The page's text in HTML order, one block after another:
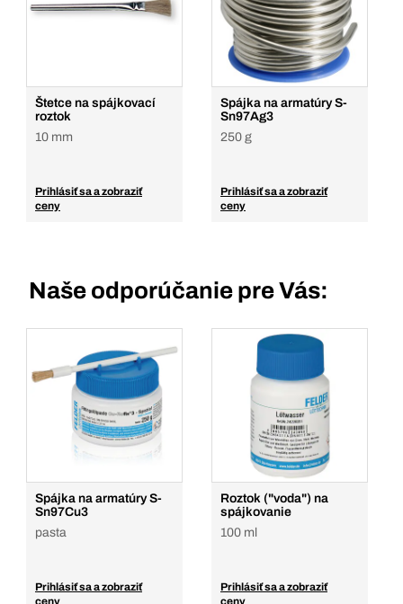
Štetce na spájkovací
roztok
10 mm
Prihlásiť sa a zobraziť
ceny
Spájka na armatúry S-
Sn97Ag3
250 g
Prihlásiť sa a zobraziť
ceny
Naše odporúčanie pre Vás:
Spájka na armatúry S-
Sn97Cu3
pasta
Prihlásiť sa a zobraziť
ceny
Roztok ("voda") na
spájkovanie
100 ml
Prihlásiť sa a zobraziť
ceny